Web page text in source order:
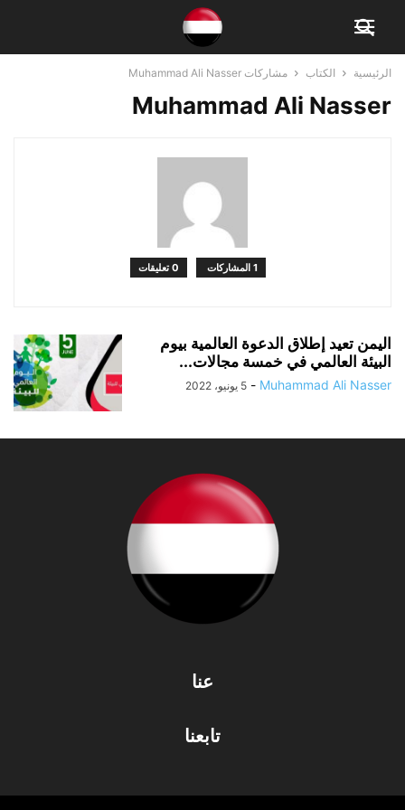
الرئيسية الكتاب مشاركات Muhammad Ali Nasser
Muhammad Ali Nasser
1 المشاركات 0 تعليقات
اليمن تعيد إطلاق الدعوة العالمية بيوم
البيئة العالمي في خمسة مجالات...
Muhammad Ali Nasser
- 5 يونيو، 2022
عنا
تابعنا